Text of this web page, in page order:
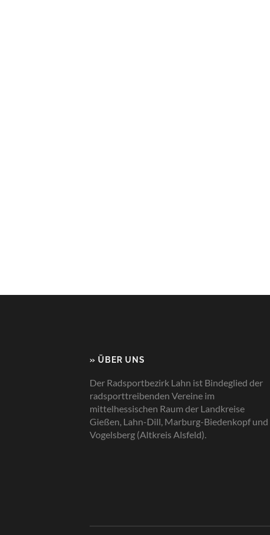
» ÜBER UNS
Der Radsportbezirk Lahn ist Bindeglied der
radsporttreibenden Vereine im
mittelhessischen Raum der Landkreise
Gießen, Lahn-Dill, Marburg-Biedenkopf und
Vogelsberg (Altkreis Alsfeld).